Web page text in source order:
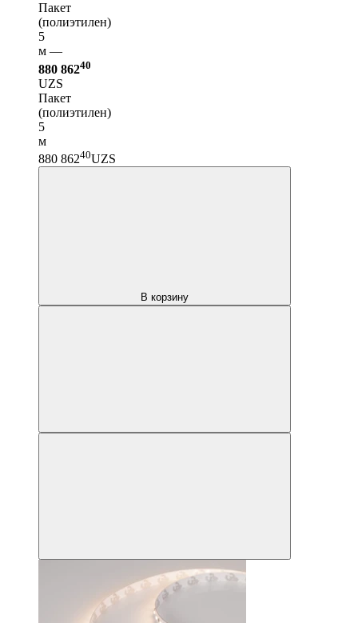
Пакет
(полиэтилен)
5
м —
880 86240
UZS
Пакет
(полиэтилен)
5
м
880 86240UZS
В корзину